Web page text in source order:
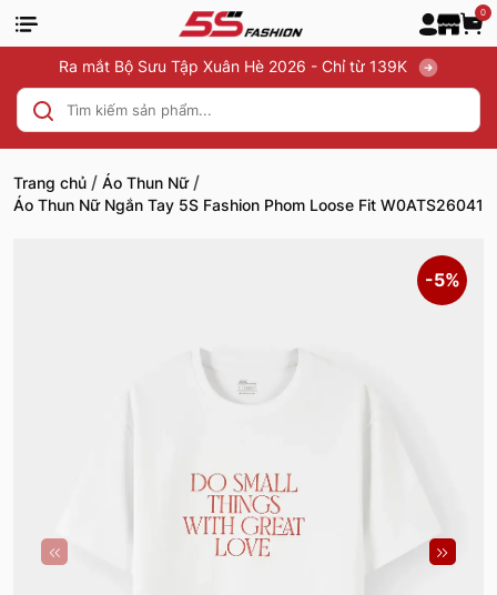
0
Ra mắt Bộ Sưu Tập Xuân Hè 2026 - Chỉ từ 139K
Trang chủ / Áo Thun Nữ /
Áo Thun Nữ Ngắn Tay 5S Fashion Phom Loose Fit W0ATS26041
-5%